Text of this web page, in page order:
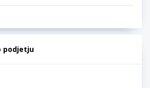
podjetju